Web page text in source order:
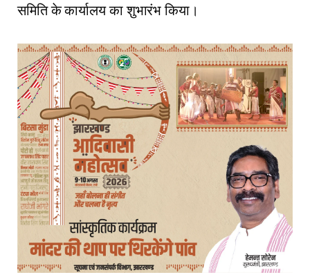
समिति के कार्यालय का शुभारंभ किया।